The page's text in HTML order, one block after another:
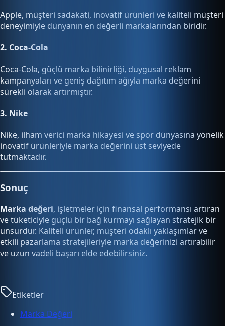
Apple, müşteri sadakati, inovatif ürünleri ve kaliteli müşteri
deneyimiyle dünyanın en değerli markalarından biridir.
2. Coca-Cola
Coca-Cola, güçlü marka bilinirliği, duygusal reklam
kampanyaları ve geniş dağıtım ağıyla marka değerini
sürekli olarak artırmıştır.
3. Nike
Nike, ilham verici marka hikayesi ve spor dünyasına yönelik
inovatif ürünleriyle marka değerini üst seviyede
tutmaktadır.
Sonuç
Marka değeri, işletmeler için finansal performansı artıran
ve tüketiciyle güçlü bir bağ kurmayı sağlayan stratejik bir
unsurdur. Kaliteli ürünler, müşteri odaklı yaklaşımlar ve
etkili pazarlama stratejileriyle marka değerinizi artırabilir
ve uzun vadeli başarı elde edebilirsiniz.
Etiketler
Marka Değeri